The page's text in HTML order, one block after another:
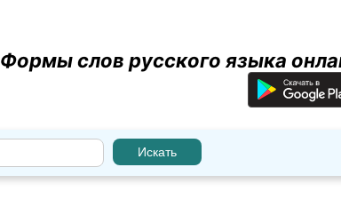
Формы слов русского языка